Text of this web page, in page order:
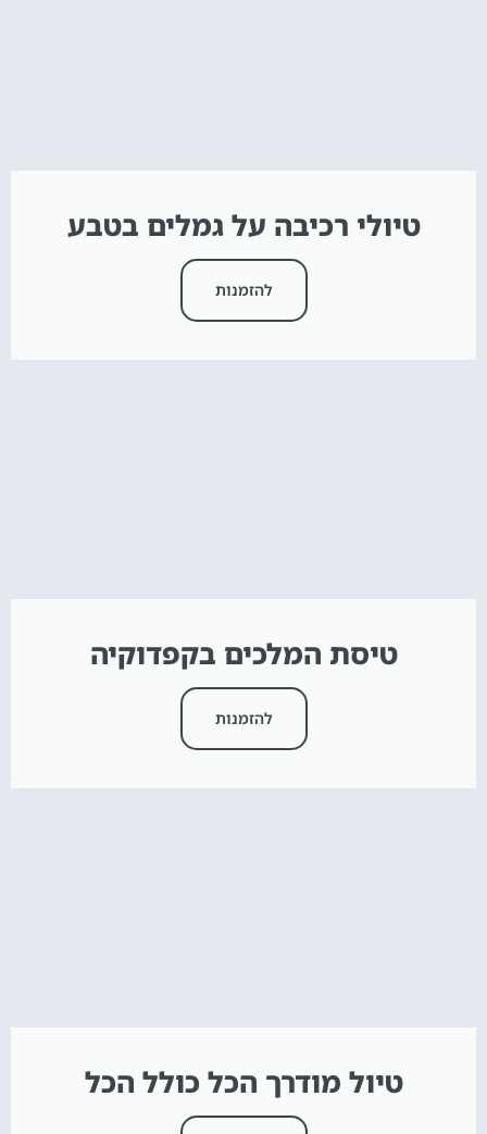
טיולי רכיבה על גמלים בטבע
להזמנות
טיסת המלכים בקפדוקיה
להזמנות
טיול מודרך הכל כולל הכל